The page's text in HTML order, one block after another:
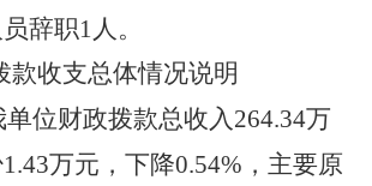
辞职1人 。
款收支总体情况说明
单位财政拨款总收入264.34万
1.43万元 ， 下降0.54%，主要原